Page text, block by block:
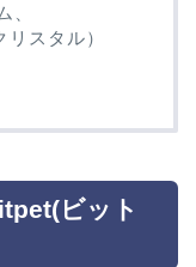
スタル）
ビット